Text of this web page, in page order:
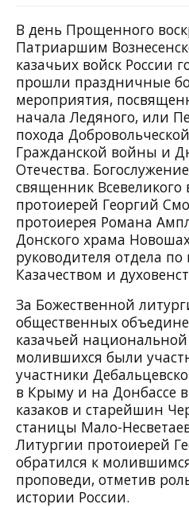
В день Прощенного
Патриаршим
казачьих войск России
прошли праздничные
мероприятия,
начала Ледяного, или
похода
Гражданской войны и
Отечества.
священник Всевеликого
протоиерей Георгий
протоиерея Романа
Донского храма
руководителя отдела
Казачеством и
За Божественной
общественных
казачьей
молившихся были
участники
в Крыму и на Донбассе
казаков и старейшин
станицы Мало-
Литургии протоиерей
обратился к
проповеди, отметив
истории России.